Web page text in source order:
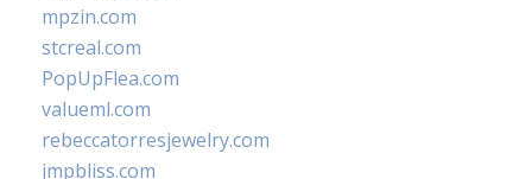
mpzin.com
stcreal.com
PopUpFlea.com
valueml.com
rebeccatorresjewelry.com
jmpbliss.com